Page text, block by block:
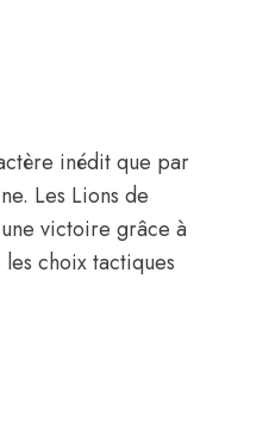
inédit que par
Les Lions de
victoire grâce à
choix tactiques